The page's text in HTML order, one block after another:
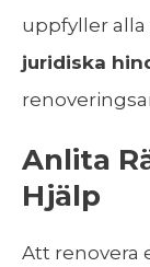
uppfyller
juridiska
Anlita
Hjälp
Att renovera